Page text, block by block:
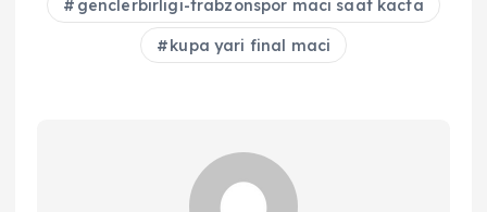
genclerbirligi-trabzonspor maci saat kacta
kupa yari final maci